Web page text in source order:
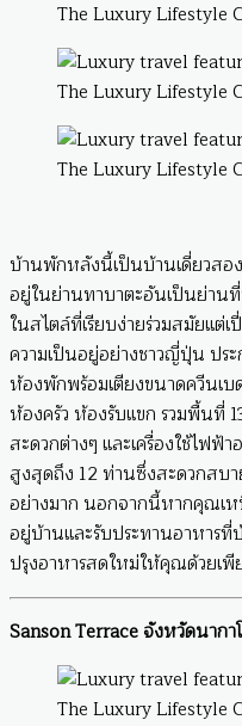
บ้านพักหลังนี้เป็นบ้านเดี่ยวสอ
อยู่ในย่านทาบาตะอันเป็นย่าน
ในสไตล์ที่เรียบง่ายร่วมสมัยแ
ความเป็นอยู่อย่างชาวญี่ปุ่น ปร
ห้องพักพร้อมเตียงขนาดควีนเ
ห้องครัว ห้องรับแขก รวมพื้นที่
สะดวกต่างๆ และเครื่องใช้ไฟฟ้
สูงสุดถึง 12 ท่านซึ่งสะดวกสบ
อย่างมาก นอกจากนี้หากคุณเ
อยู่บ้านและรับประทานอาหารที่
ปรุงอาหารสดใหม่ให้คุณด้วยเ
Sanson Terrace จังหวัดนากา